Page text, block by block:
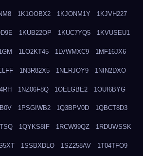
1K1OOBX2 1KJONM1Y 1KJVH227
1KUB22OP 1KUC7YQ5 1KVUSEU1
1LO2KT45 1LVWMXC9 1MF16JX6
1N3R82X5 1NERJOY9 1NIN2DXO
1NZ06F8Q 1OELGBE2 1OUI6BYG
1PSGIWB2 1Q3BPV0D 1QBCT8D3
1QYKS8IF 1RCW99QZ 1RDUWSSK
1SSBXDLO 1SZ258AV 1T04TFO9